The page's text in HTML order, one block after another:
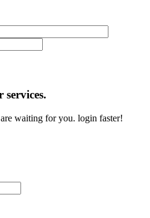
waiting for you. login faster!